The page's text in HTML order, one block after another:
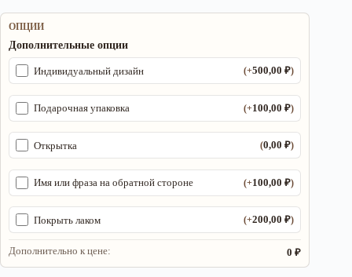
ОПЦИИ
Дополнительные опции
Индивидуальный дизайн (+500,00₽)
Подарочная упаковка (+100,00₽)
Открытка (0,00₽)
Имя или фраза на обратной стороне (+100,00₽)
Покрыть лаком (+200,00₽)
Дополнительно к цене: 0 ₽